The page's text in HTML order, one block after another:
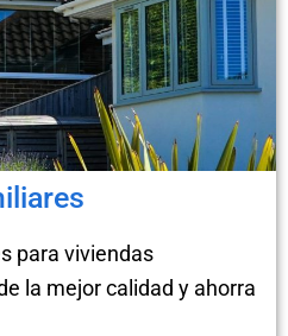
para viviendas
la mejor calidad y ahorra